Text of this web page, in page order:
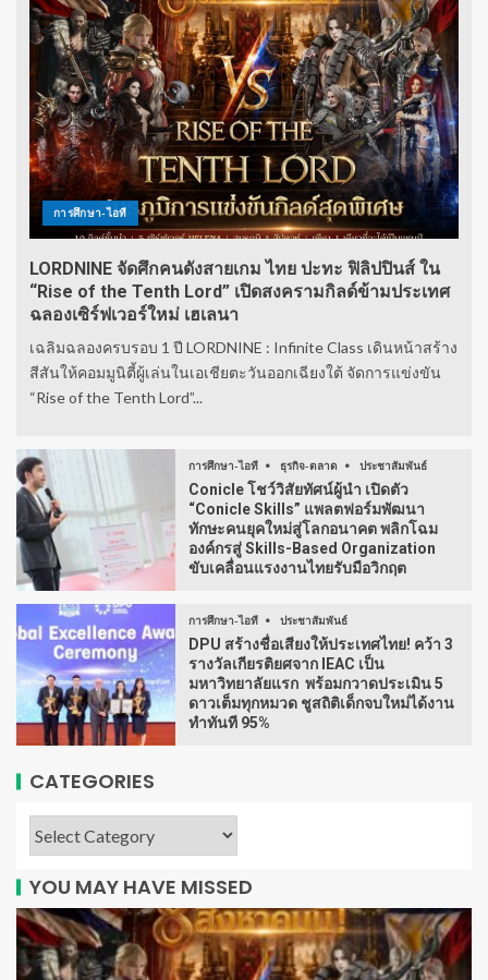
การศึกษา-ไอที
LORDNINE จัดศึกคนดังสายเกม ไทย ปะทะ ฟิลิปปินส์ ใน
“Rise of the Tenth Lord” เปิดสงครามกิลด์ข้ามประเทศ
ฉลองเซิร์ฟเวอร์ใหม่ เฮเลนา
เฉลิมฉลองครบรอบ 1 ปี LORDNINE : Infinite Class เดินหน้าสร้าง
สีสันให้คอมมูนิตี้ผู้เล่นในเอเชียตะวันออกเฉียงใต้ จัดการแข่งขัน
“Rise of the Tenth Lord”...
การศึกษา-ไอที ธุรกิจ-ตลาด ประชาสัมพันธ์
Conicle โชว์วิสัยทัศน์ผู้นำ เปิดตัว
“Conicle Skills” แพลตฟอร์มพัฒนา
ทักษะคนยุคใหม่สู่โลกอนาคต พลิกโฉม
องค์กรสู่ Skills-Based Organization
ขับเคลื่อนแรงงานไทยรับมือวิกฤต
การศึกษา-ไอที ประชาสัมพันธ์
DPU สร้างชื่อเสียงให้ประเทศไทย! คว้า 3
รางวัลเกียรติยศจาก IEAC เป็น
มหาวิทยาลัยแรก พร้อมกวาดประเมิน 5
ดาวเต็มทุกหมวด ชูสถิติเด็กจบใหม่ได้งาน
ทำทันที 95%
CATEGORIES
YOU MAY HAVE MISSED